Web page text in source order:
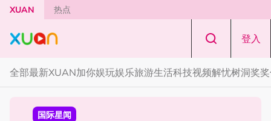
Skip to main content
XUAN 热点
登入
全部最新XUAN加你娱玩娱乐旅游生活科技视频解忧树洞奖
国际星闻
演唱会
国际星闻